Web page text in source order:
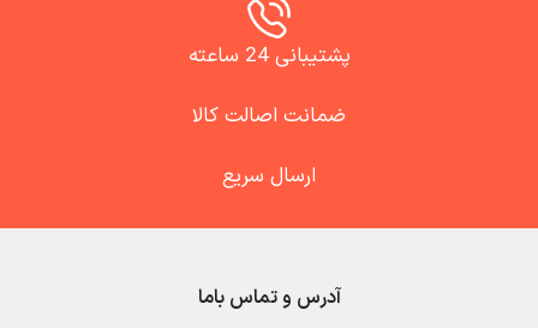
پشتیبانی 24 ساعته
ضمانت اصالت کالا
ارسال سریع
آدرس و تماس باما